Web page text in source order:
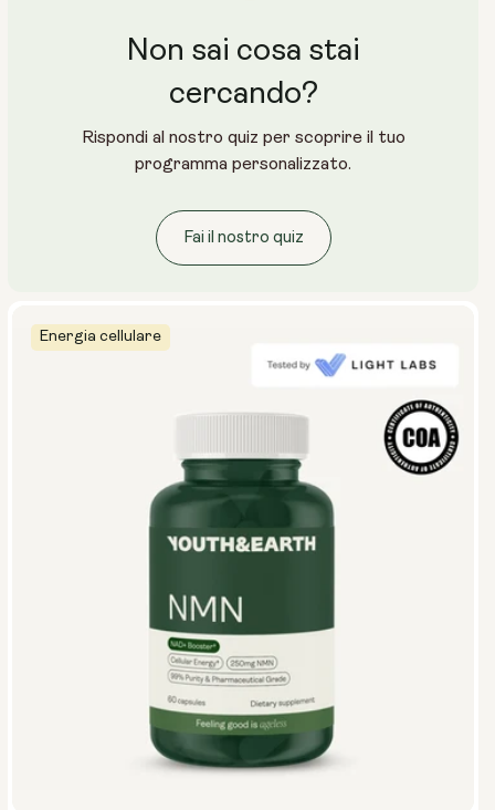
Energia cellulare
Non sai cosa stai
cercando?
Rispondi al nostro quiz per scoprire il tuo
programma personalizzato.
Fai il nostro quiz